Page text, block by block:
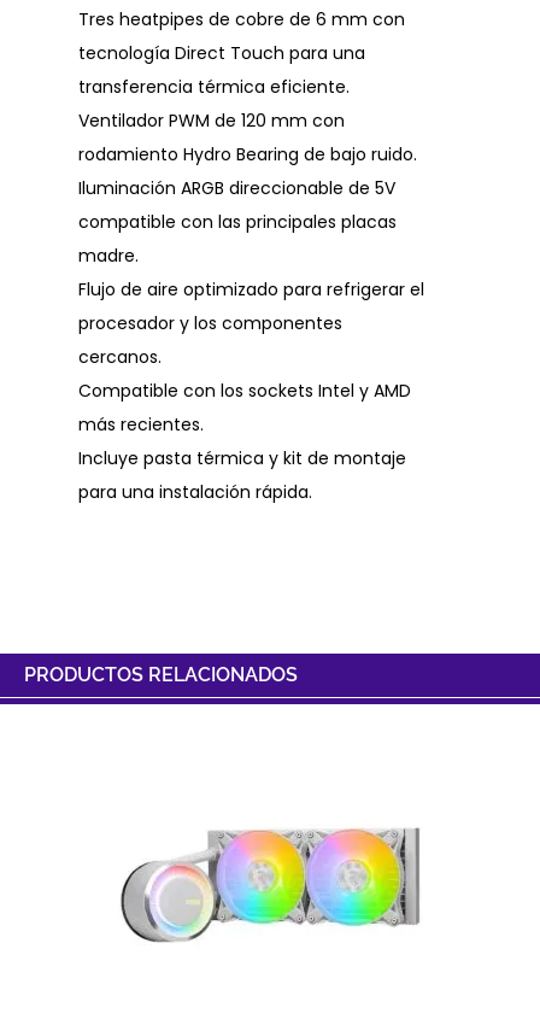
Tres heatpipes de cobre de 6 mm con
tecnología Direct Touch para una
transferencia térmica eficiente.
Ventilador PWM de 120 mm con
rodamiento Hydro Bearing de bajo ruido.
Iluminación ARGB direccionable de 5V
compatible con las principales placas
madre.
Flujo de aire optimizado para refrigerar el
procesador y los componentes
cercanos.
Compatible con los sockets Intel y AMD
más recientes.
Incluye pasta térmica y kit de montaje
para una instalación rápida.
PRODUCTOS RELACIONADOS